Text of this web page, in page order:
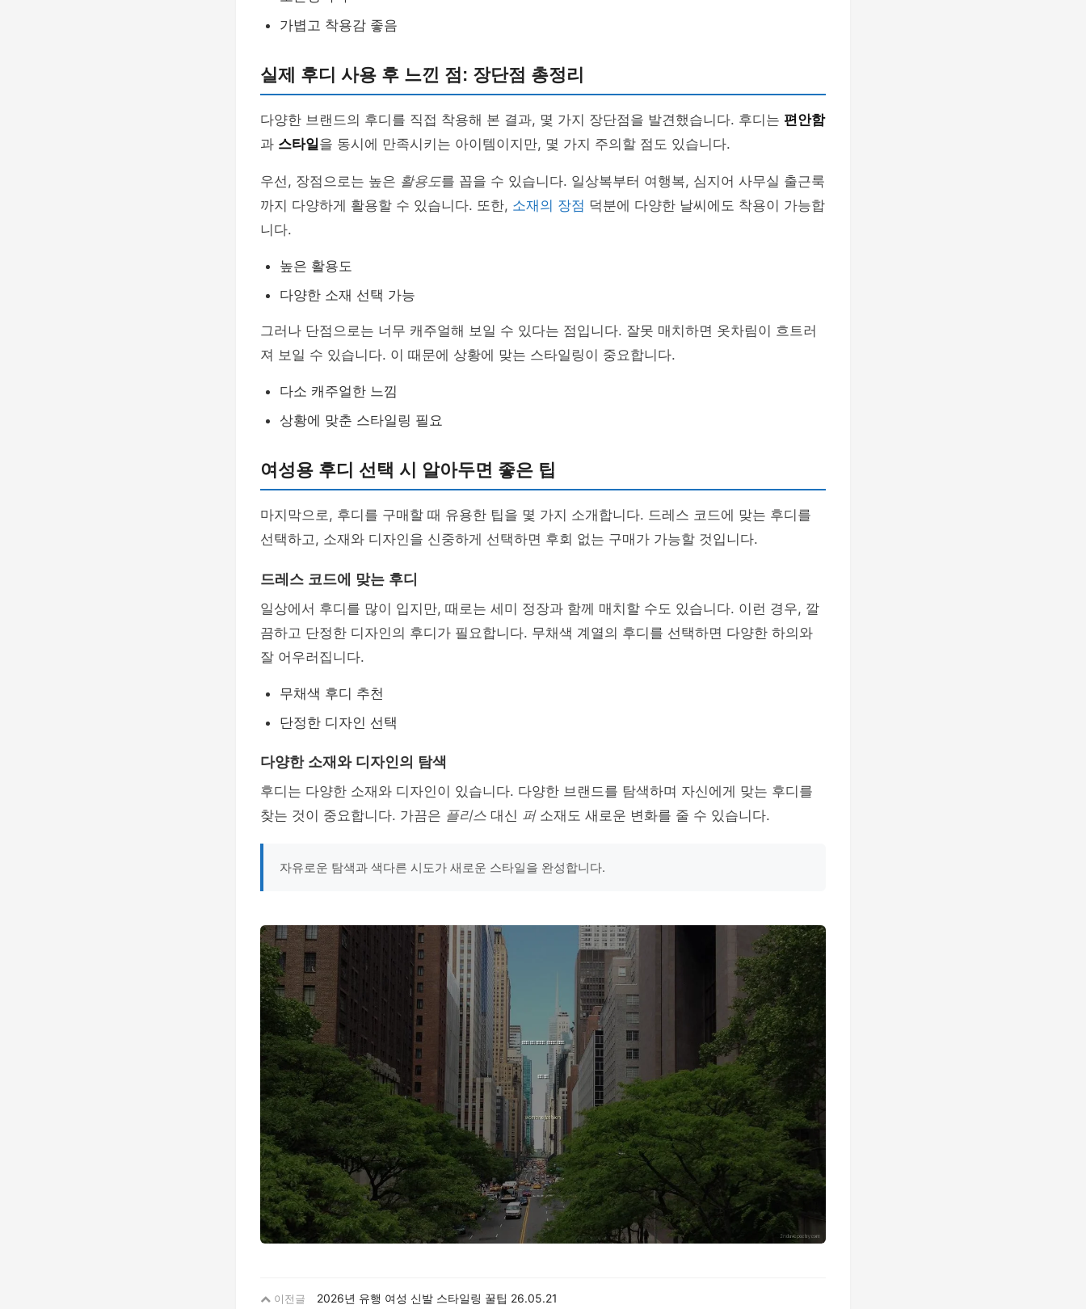
가볍고 착용감 좋음
실제 후디 사용 후 느낀 점: 장단점 총정리
다양한 브랜드의 후디를 직접 착용해 본 결과, 몇 가지 장단점을 발견했습니다. 후디는 편안함
과 스타일을 동시에 만족시키는 아이템이지만, 몇 가지 주의할 점도 있습니다.
우선, 장점으로는 높은 활용도를 꼽을 수 있습니다. 일상복부터 여행복, 심지어 사무실 출근룩
까지 다양하게 활용할 수 있습니다. 또한, 소재의 장점 덕분에 다양한 날씨에도 착용이 가능합
니다.
높은 활용도
다양한 소재 선택 가능
그러나 단점으로는 너무 캐주얼해 보일 수 있다는 점입니다. 잘못 매치하면 옷차림이 흐트러
져 보일 수 있습니다. 이 때문에 상황에 맞는 스타일링이 중요합니다.
다소 캐주얼한 느낌
상황에 맞춘 스타일링 필요
여성용 후디 선택 시 알아두면 좋은 팁
마지막으로, 후디를 구매할 때 유용한 팁을 몇 가지 소개합니다. 드레스 코드에 맞는 후디를
선택하고, 소재와 디자인을 신중하게 선택하면 후회 없는 구매가 가능할 것입니다.
드레스 코드에 맞는 후디
일상에서 후디를 많이 입지만, 때로는 세미 정장과 함께 매치할 수도 있습니다. 이런 경우, 깔
끔하고 단정한 디자인의 후디가 필요합니다. 무채색 계열의 후디를 선택하면 다양한 하의와
잘 어우러집니다.
무채색 후디 추천
단정한 디자인 선택
다양한 소재와 디자인의 탐색
후디는 다양한 소재와 디자인이 있습니다. 다양한 브랜드를 탐색하며 자신에게 맞는 후디를
찾는 것이 중요합니다. 가끔은 플리스 대신 퍼소재도 새로운 변화를 줄 수 있습니다.
자유로운 탐색과 색다른 시도가 새로운 스타일을 완성합니다.
이전글 2026년 유행 여성 신발 스타일링 꿀팁 26.05.21